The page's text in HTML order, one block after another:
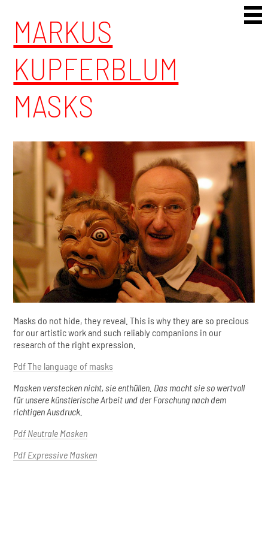
MARKUS
KUPFERBLUM
MASKS
Masks do not hide, they reveal. This is why they are so precious
for our artistic work and such reliably companions in our
research of the right expression.
Pdf The language of masks
Masken verstecken nicht, sie enthüllen. Das macht sie so wertvoll
für unsere künstlerische Arbeit und der Forschung nach dem
richtigen Ausdruck.
Pdf Neutrale Masken
Pdf Expressive Masken